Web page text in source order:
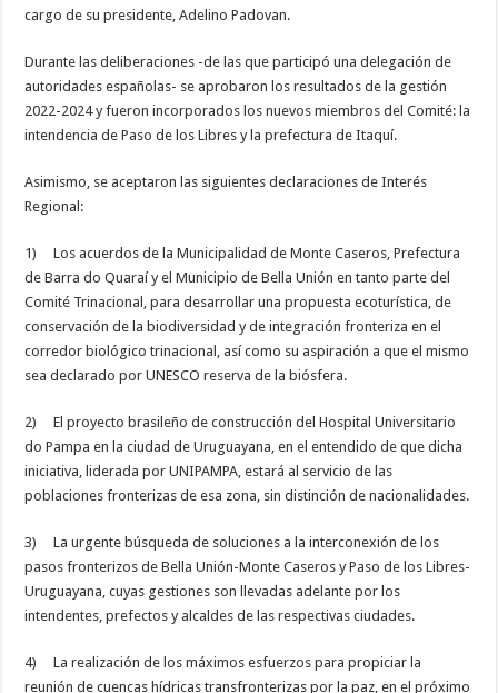
cargo de su presidente, Adelino Padovan.
Durante las deliberaciones -de las que participó una delegación de
autoridades españolas- se aprobaron los resultados de la gestión
2022-2024 y fueron incorporados los nuevos miembros del Comité: la
intendencia de Paso de los Libres y la prefectura de Itaquí.
Asimismo, se aceptaron las siguientes declaraciones de Interés
Regional:
1) Los acuerdos de la Municipalidad de Monte Caseros, Prefectura
de Barra do Quaraí y el Municipio de Bella Unión en tanto parte del
Comité Trinacional, para desarrollar una propuesta ecoturística, de
conservación de la biodiversidad y de integración fronteriza en el
corredor biológico trinacional, así como su aspiración a que el mismo
sea declarado por UNESCO reserva de la biósfera.
2) El proyecto brasileño de construcción del Hospital Universitario
do Pampa en la ciudad de Uruguayana, en el entendido de que dicha
iniciativa, liderada por UNIPAMPA, estará al servicio de las
poblaciones fronterizas de esa zona, sin distinción de nacionalidades.
3) La urgente búsqueda de soluciones a la interconexión de los
pasos fronterizos de Bella Unión-Monte Caseros y Paso de los Libres-
Uruguayana, cuyas gestiones son llevadas adelante por los
intendentes, prefectos y alcaldes de las respectivas ciudades.
4) La realización de los máximos esfuerzos para propiciar la
reunión de cuencas hídricas transfronterizas por la paz, en el próximo